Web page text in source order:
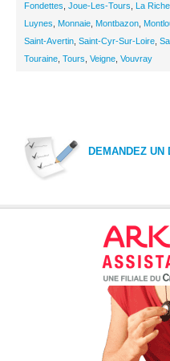
Fondettes Joue-Les-Tours La Riche
Luynes
Monnaie Montbazon
Saint-Avertin Saint-Cyr-Sur-Loire
Touraine Tours Veigne Vouvray
DEMANDEZ UN